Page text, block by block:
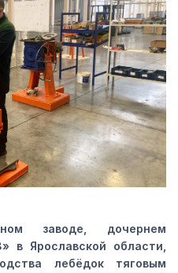
заводе, дочернем
в Ярославской области,
лебёдок тяговым